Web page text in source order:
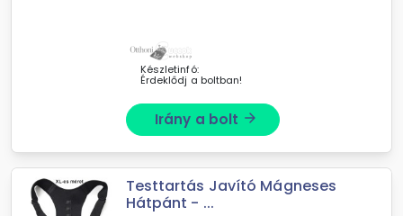
Készletinfó:
Érdeklődj a boltban!
Irány a bolt arrow_forward
Testtartás Javító Mágneses
Hátpánt - ...